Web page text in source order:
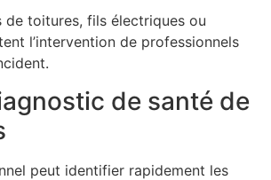
de toitures, fils électriques ou
l’intervention de professionnels
de santé de
peut identifier rapidement les